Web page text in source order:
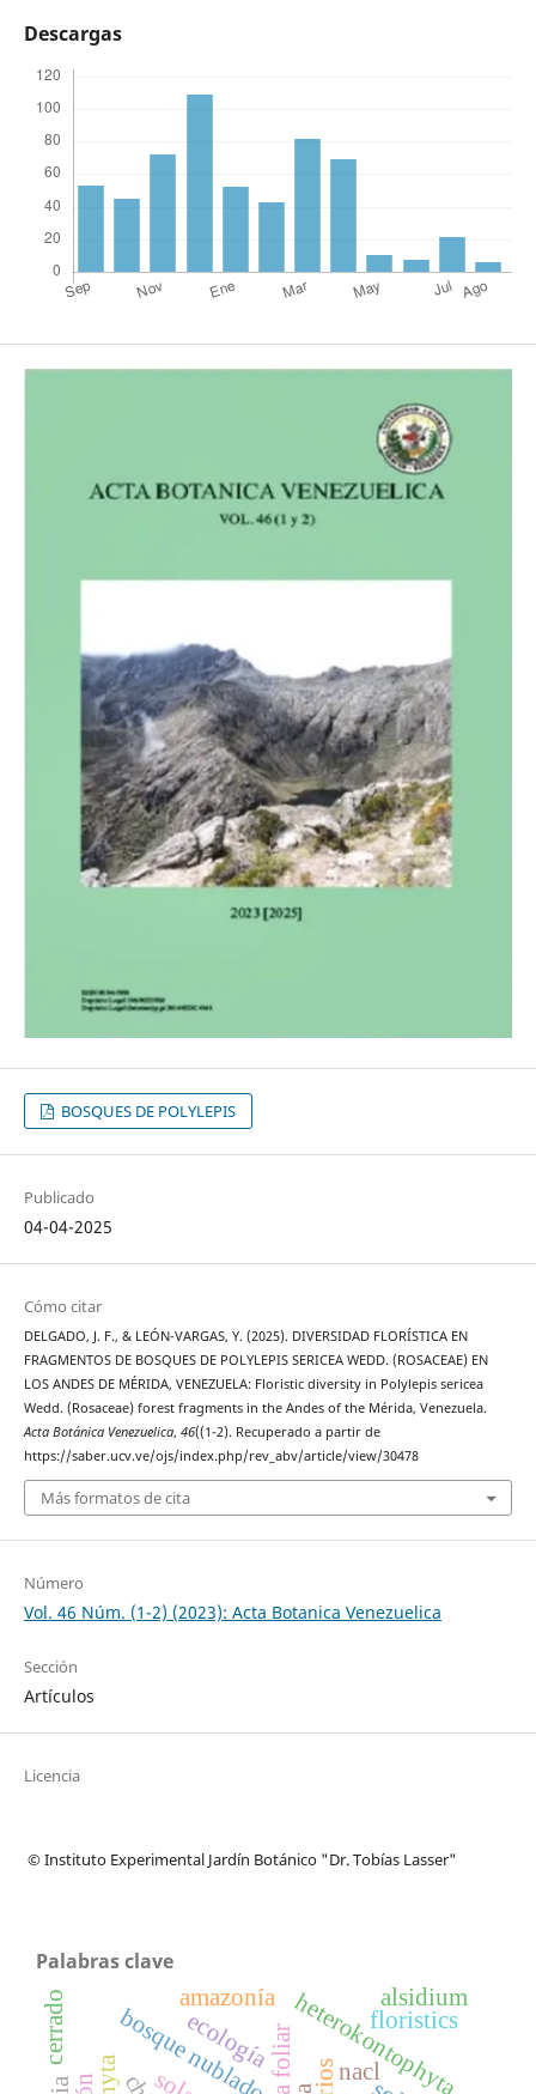
Descargas
BOSQUES DE POLYLEPIS
Publicado
04-04-2025
Cómo citar
DELGADO, J. F., & LEÓN-VARGAS, Y. (2025). DIVERSIDAD FLORÍSTICA EN
FRAGMENTOS DE BOSQUES DE POLYLEPIS SERICEA WEDD. (ROSACEAE) EN
LOS ANDES DE MÉRIDA, VENEZUELA: Floristic diversity in Polylepis sericea
Wedd. (Rosaceae) forest fragments in the Andes of the Mérida, Venezuela.
Acta Botánica Venezuelica, 46((1-2). Recuperado a partir de
https://saber.ucv.ve/ojs/index.php/rev_abv/article/view/30478
Más formatos de cita
Número
Vol. 46 Núm. (1-2) (2023): Acta Botanica Venezuelica
Sección
Artículos
Licencia
© Instituto Experimental Jardín Botánico "Dr. Tobías Lasser"
Palabras clave
bosque nublado heterokontophyta
ecología floristics
amazonía
cerrado
nacl
alsidium